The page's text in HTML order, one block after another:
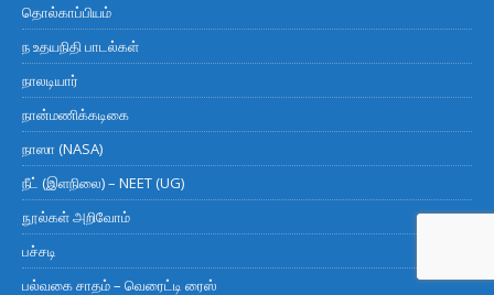
தொல்காப்பியம்
ந உதயநிதி பாடல்கள்
நாலடியார்
நான்மணிக்கடிகை
நாஸா (NASA)
நீட் (இளநிலை) – NEET (UG)
நூல்கள் அறிவோம்
பச்சடி
பல்வகை சாதம் – வெரைட்டி ரைஸ்